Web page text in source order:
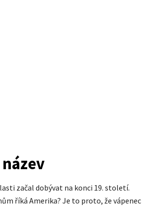
začal dobývat na konci 19. století.
říká Amerika? Je to proto, že vápenec